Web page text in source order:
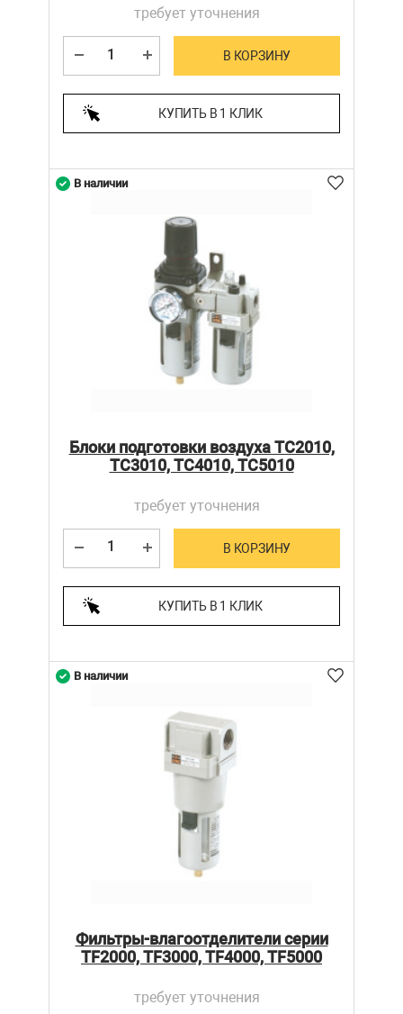
требует уточнения
В КОРЗИНУ
КУПИТЬ В 1 КЛИК
Блоки подготовки воздуха TC2010,
TC3010, TC4010, TC5010
требует уточнения
В КОРЗИНУ
КУПИТЬ В 1 КЛИК
В наличии
Фильтры-влагоотделители серии
TF2000, TF3000, TF4000, TF5000
требует уточнения
В наличии